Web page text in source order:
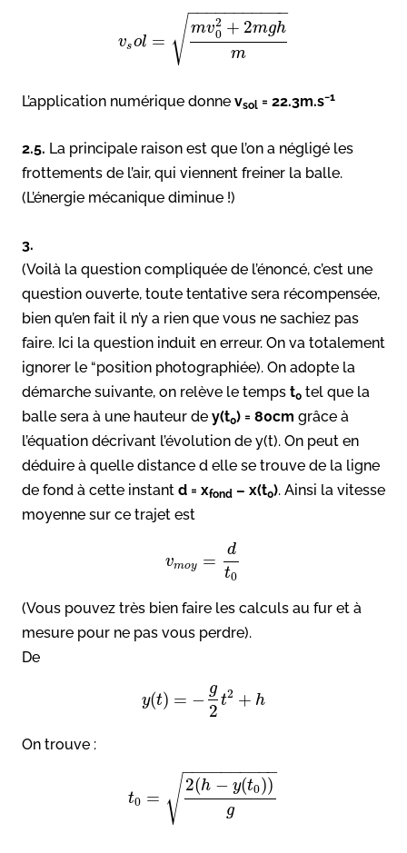
vsol =
mv2
0 + 2mgh
m
− −
−−−−−−−−−
√
L’application numérique donne vsol = 22.3m.s−1
2.5. La principale raison est que l’on a négligé les
frottements de l’air, qui viennent freiner la balle.
(L’énergie mécanique diminue !)
3.
(Voilà la question compliquée de l’énoncé, c’est une
question ouverte, toute tentative sera récompensée,
bien qu’en fait il n’y a rien que vous ne sachiez pas
faire. Ici la question induit en erreur. On va totalement
ignorer le “position photographiée). On adopte la
démarche suivante, on relève le temps t0 tel que la
balle sera à une hauteur de y(t0) = 80cm grâce à
l’équation décrivant l’évolution de y(t). On peut en
déduire à quelle distance d elle se trouve de la ligne
de fond à cette instant d = xfond – x(t0). Ainsi la vitesse
moyenne sur ce trajet est
vmoy =
d
t0
(Vous pouvez très bien faire les calculs au fur et à
mesure pour ne pas vous perdre).
De
y(t) = −
g
2
t2 + h
On trouve :
t0 =
2(h − y(t0))
g
− −
−−−−−−−−
√